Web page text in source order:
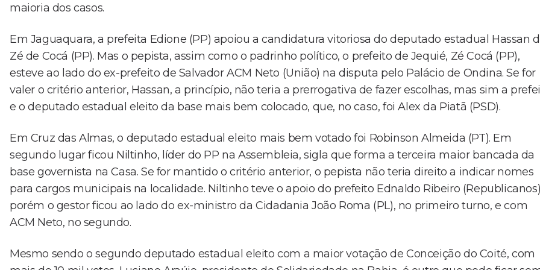
maioria dos casos.
Em Jaguaquara, a prefeita Edione (PP) apoiou a candidatura vitoriosa do deputado estadual Hassan
Zé de Cocá (PP). Mas o pepista, assim como o padrinho político, o prefeito de Jequié, Zé Cocá (PP),
esteve ao lado do ex-prefeito de Salvador ACM Neto (União) na disputa pelo Palácio de Ondina. Se for
valer o critério anterior, Hassan, a princípio, não teria a prerrogativa de fazer escolhas, mas sim a
e o deputado estadual eleito da base mais bem colocado, que, no caso, foi Alex da Piatã (PSD).
Em Cruz das Almas, o deputado estadual eleito mais bem votado foi Robinson Almeida (PT). Em
segundo lugar ficou Niltinho, líder do PP na Assembleia, sigla que forma a terceira maior bancada da
base governista na Casa. Se for mantido o critério anterior, o pepista não teria direito a indicar nomes
para cargos municipais na localidade. Niltinho teve o apoio do prefeito Ednaldo Ribeiro
porém o gestor ficou ao lado do ex-ministro da Cidadania João Roma (PL), no primeiro turno, e com
ACM Neto, no segundo.
Mesmo sendo o segundo deputado estadual eleito com a maior votação de Conceição do Coité, com